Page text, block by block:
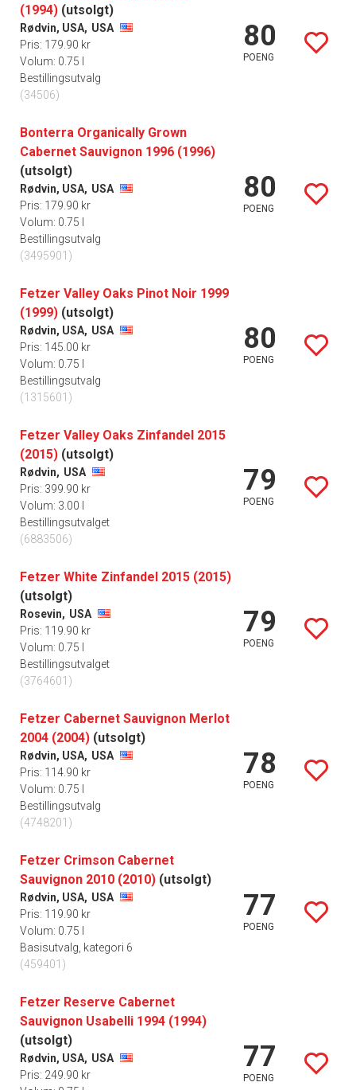
(1994) (utsolgt)
Rødvin, USA, USA
Pris: 179.90 kr
Volum: 0.75 l
Bestillingsutvalg
(34506)
80
POENG
Bonterra Organically Grown
Cabernet Sauvignon 1996 (1996)
(utsolgt)
Rødvin, USA, USA
Pris: 179.90 kr
Volum: 0.75 l
Bestillingsutvalg
(3495901)
80
POENG
Fetzer Valley Oaks Pinot Noir 1999
(1999) (utsolgt)
Rødvin, USA, USA
Pris: 145.00 kr
Volum: 0.75 l
Bestillingsutvalg
(1315601)
80
POENG
Fetzer Valley Oaks Zinfandel 2015
(2015) (utsolgt)
Rødvin, USA
Pris: 399.90 kr
Volum: 3.00 l
Bestillingsutvalget
(6883506)
79
POENG
Fetzer White Zinfandel 2015 (2015)
(utsolgt)
Rosevin, USA
Pris: 119.90 kr
Volum: 0.75 l
Bestillingsutvalget
(3764601)
79
POENG
Fetzer Cabernet Sauvignon Merlot
2004 (2004) (utsolgt)
Rødvin, USA, USA
Pris: 114.90 kr
Volum: 0.75 l
Bestillingsutvalg
(4748201)
78
POENG
Fetzer Crimson Cabernet
Sauvignon 2010 (2010) (utsolgt)
Rødvin, USA, USA
Pris: 119.90 kr
Volum: 0.75 l
Basisutvalg, kategori 6
(459401)
77
POENG
Fetzer Reserve Cabernet
Sauvignon Usabelli 1994 (1994)
(utsolgt)
Rødvin, USA, USA
Pris: 249.90 kr
77
POENG